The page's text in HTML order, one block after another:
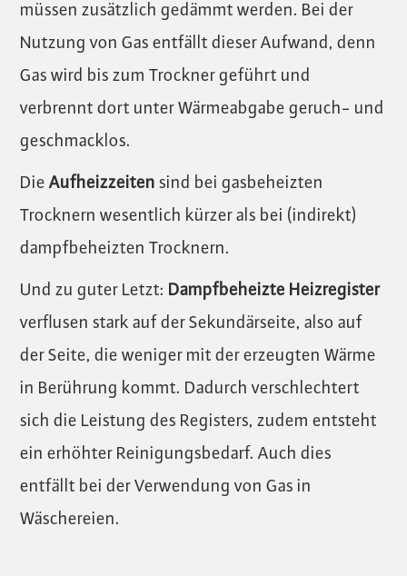
müssen zusätzlich gedämmt werden. Bei der
Nutzung von Gas entfällt dieser Aufwand, denn
Gas wird bis zum Trockner geführt und
verbrennt dort unter Wärmeabgabe geruch- und
geschmacklos.
DieAufheizzeiten sind bei gasbeheizten
Trocknern wesentlich kürzer als bei (indirekt)
dampfbeheizten Trocknern.
Und zu guter Letzt: Dampfbeheizte Heizregister
verflusen stark auf der Sekundärseite, also auf
der Seite, die weniger mit der erzeugten Wärme
in Berührung kommt. Dadurch verschlechtert
sich die Leistung des Registers, zudem entsteht
ein erhöhter Reinigungsbedarf. Auch dies
entfällt bei der Verwendung von Gas in
Wäschereien.